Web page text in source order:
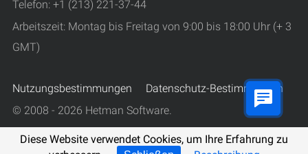
Diese Website verwendet Cookies, um Ihre Erfahrung zu
Telefon: +1 (213) 221-37-44
Arbeitszeit: Montag bis Freitag von 9:00 bis 18:00 Uhr (+ 3
GMT)
Nutzungsbestimmungen
Datenschutz-Bestimmungen
© 2008 - 2026 Hetman Software.
Alle Rechte vorbehalten.